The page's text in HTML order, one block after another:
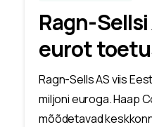
Ragn-
eurot
Ragn-Sells AS viis
miljoni euroga. Haap
mõõdetavad